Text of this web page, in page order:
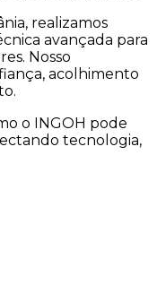
realizamos
avançada para
Nosso
acolhimento
o INGOH pode
tecnologia,